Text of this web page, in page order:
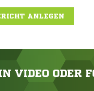
ANLEGEN
VIDEO ODER